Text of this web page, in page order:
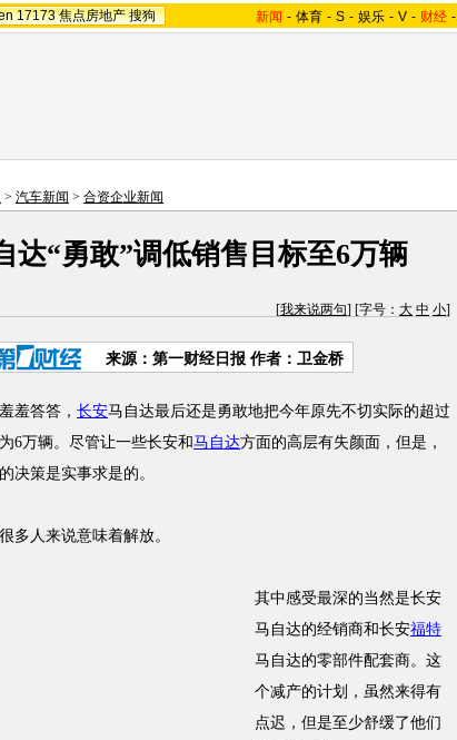
17173 焦点房地产 搜狗 新闻 - 体育 - S - 娱乐 - V - 财经 -
> 汽车新闻 > 合资企业新闻
达“勇敢”调低销售目标至6万辆
[我来说两句] [字号： 大 中 小]
来源：第一财经日报 作者：卫金桥
答答， 长安马自达最后还是勇敢地把今年原先不切实际的超过
6万辆。尽管让一些长安和马自达方面的高层有失颜面，但是，
决策是实事求是的。
人来说意味着解放。
其中感受最深的当然是长安
马自达的经销商和长安福特
马自达的零部件配套商。这
个减产的计划，虽然来得有
点迟，但是至少舒缓了他们